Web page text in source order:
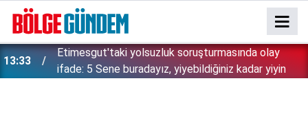
13:33
Etimesgut'taki yolsuzluk soruşturmasında olay
ifade: 5 Sene buradayız, yiyebildiğiniz kadar yiyin